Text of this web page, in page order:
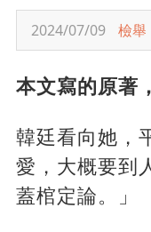
2024/07/09 檢舉
本文寫的原著
韓廷看向她，
愛，大概要到
蓋棺定論。」